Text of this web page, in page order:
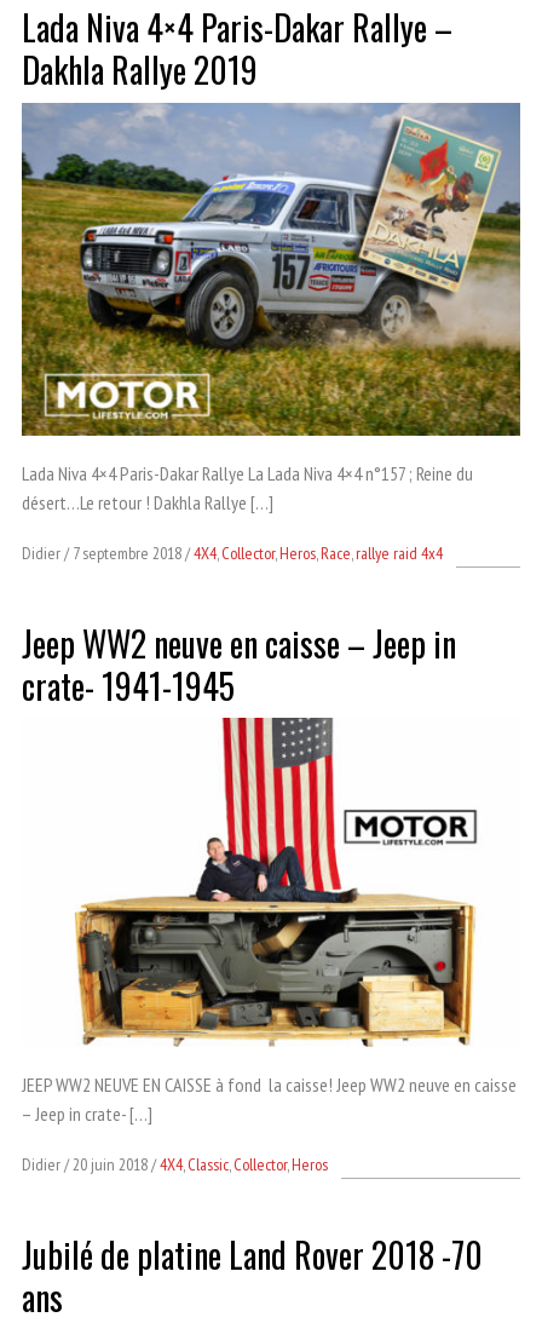
Lada Niva 4×4 Paris-Dakar Rallye –
Dakhla Rallye 2019
Lada Niva 4×4 Paris-Dakar Rallye La Lada Niva 4×4 n°157 ; Reine du
désert…Le retour ! Dakhla Rallye […]
Didier 7 septembre 2018 4X4, Collector, Heros Race rallye raid 4x4
Jeep WW2 neuve en caisse – Jeep in
crate- 1941-1945
JEEP WW2 NEUVE EN CAISSE à fond la caisse! Jeep WW2 neuve en caisse
– Jeep in crate- […]
Didier 20 juin 2018 4X4,Classic,Collector,Heros
Jubilé de platine Land Rover 2018 -70
ans